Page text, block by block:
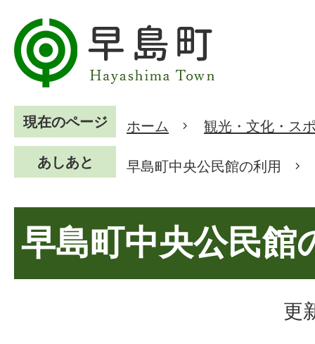
現在のページ ホーム 観光・文化・ス
あしあと 早島町中央公民館の利用
早島町中央公民館
更